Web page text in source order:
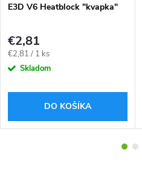
E3D V6 Heatblock "kvapka"
€2,81
Jednotková
cena:
€2,81 / 1 ks
Skladom
DO KOŠÍKA